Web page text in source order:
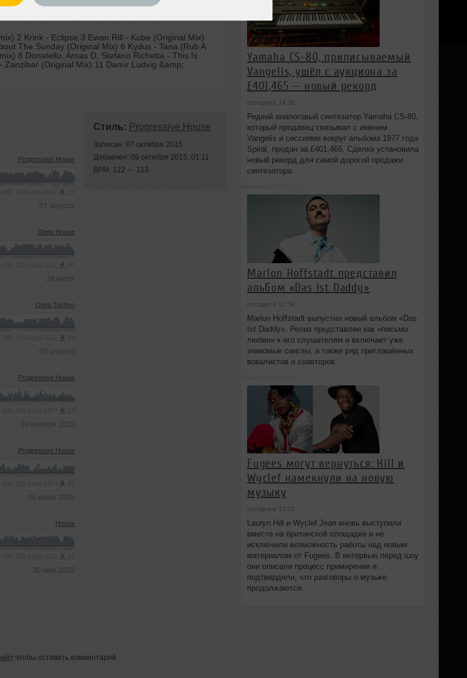
2 Krink - Eclipse 3 Ewan Rill - Kube (Original Mix)
The Sunday (Original Mix) 6 Kydus - Tana (Rub A
8 Donatello, Arnas D, Stefano Richetta - This Is
(Original Mix) 11 Damir Ludvig &amp;
Progressive House
01 августа
Deep House
28 июля
Deep Techno
03 апреля
Progressive House
30 ноября 2025
Progressive House
06 июля 2025
House
30 мая 2025
Стиль: Progressive House
Записан: 07 октября 2015
Добавлен: 09 октября 2015, 01:11
BPM: 122 — 123
чтобы оставить комментарий
Yamaha CS-80, приписываемый
Vangelis, ушёл с аукциона за
£401,465 — новый рекорд
сегодня в 14:35
Редкий аналоговый синтезатор Yamaha CS-80,
который продавец связывал с именем
Vangelis и сессиями вокруг альбома 1977 года
Spiral, продан за £401,465. Сделка установила
новый рекорд для самой дорогой продажи
синтезатора.
Marlon Hoffstadt представил
альбом «Das Ist Daddy»
сегодня в 13:34
Marlon Hoffstadt выпустил новый альбом «Das
Ist Daddy». Релиз представлен как «письмо
любви» к его слушателям и включает уже
знакомые синглы, а также ряд приглашённых
вокалистов и соавторов.
Fugees могут вернуться: Hill и
Wyclef намекнули на новую
музыку
сегодня в 13:02
Lauryn Hill и Wyclef Jean вновь выступили
вместе на британской площадке и не
исключили возможность работы над новым
материалом от Fugees. В интервью перед шоу
они описали процесс примирения и
подтвердили, что разговоры о музыке
продолжаются.